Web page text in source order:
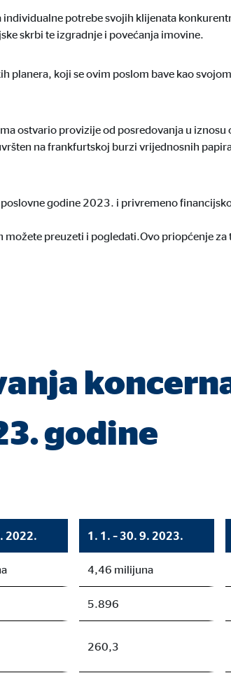
potrebe svojih klijenata
skrbi te izgradnje i povećanja imovine.
planera, koji se ovim poslom bave kao
ostvario provizije od posredovanja u
na frankfurtskoj burzi vrijednosnih
godine 2023. i privremeno
možete preuzeti i pogledati.Ovo priopćenje za
godine
2022. 1. 1. – 30. 9. 2023.
4,46 milijuna
5.896
260,3
vanjskih medija, za pristup ovom sadržaju više nije